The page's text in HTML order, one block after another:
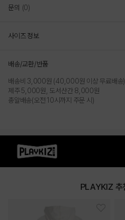
PRODUCT
문의 (0)
사이즈 정보
배송/교환/반품
배송비 3,000원 (40,000원 이상 무료배송)
제주 5,000원, 도서산간 8,000원
총알배송(오전 10시까지 주문 시)
PLAYKIZ 추